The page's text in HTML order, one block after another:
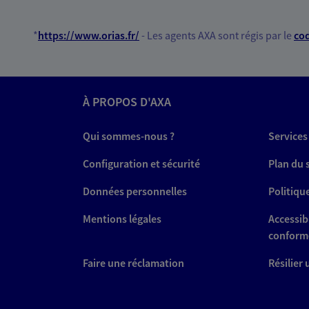
*https://www.orias.fr/ - Les agents AXA sont régis par le
À PROPOS D'AXA
Qui sommes-nous ?
Configuration et sécurité
Plan du
Données personnelles
Mentions légales
Faire une réclamation
Résilier